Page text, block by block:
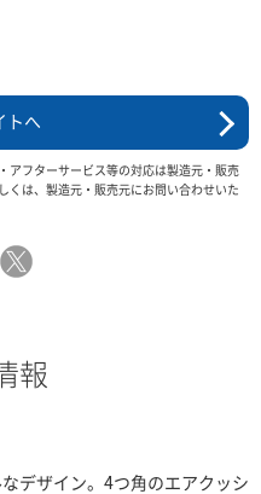
トへ
アフターサービス等の対応は製造元・販売
くは、製造元・販売元にお問い合わせいた
報
デザイン。4つ角のエアクッシ